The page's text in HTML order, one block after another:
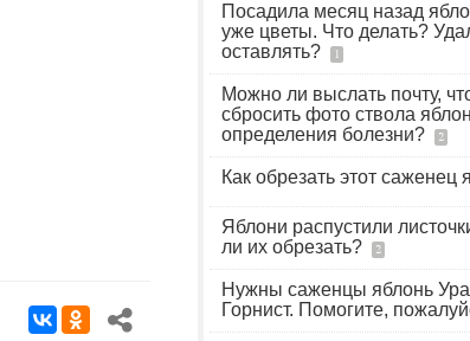
Посадила месяц назад
уже цветы. Что делать?
оставлять?
1
Можно ли выслать почту,
сбросить фото ствола
определения болезни?
2
Как обрезать этот саженец
Яблони распустили
ли их обрезать?
2
Нужны саженцы яблонь
Горнист. Помогите,